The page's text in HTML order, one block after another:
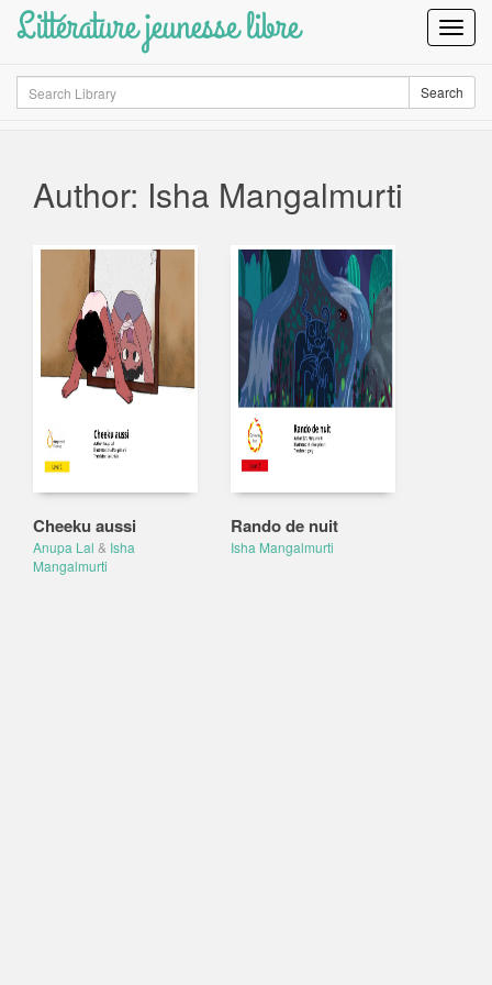
Littérature jeunesse libre
Search Search
Author: Isha Mangalmurti
Cheeku aussi
Anupa Lal & Isha
Mangalmurti
Rando de nuit
Isha Mangalmurti